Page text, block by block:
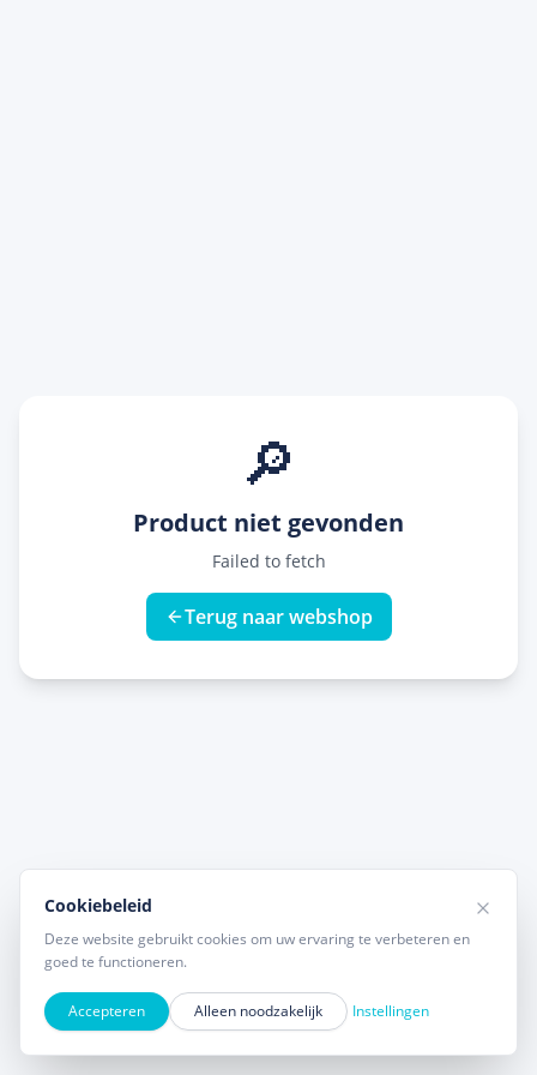
🔎
Product niet gevonden
Failed to fetch
Terug naar webshop
Cookiebeleid
Deze website gebruikt cookies om uw ervaring te verbeteren en
goed te functioneren.
Accepteren Alleen noodzakelijk Instellingen